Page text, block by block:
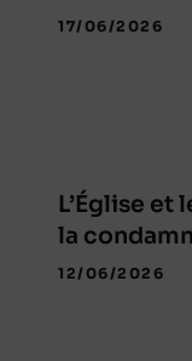
17/06/2026
L’Église et
la
12/06/2026